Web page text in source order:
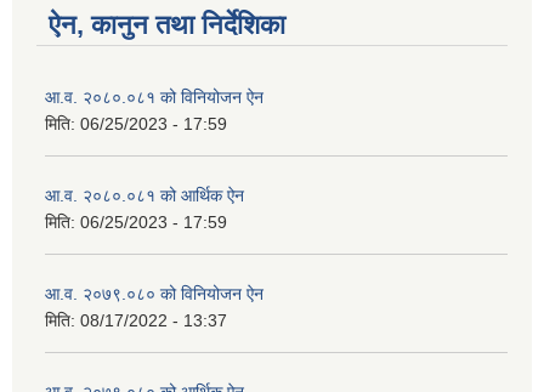
ऐन, कानुन तथा निर्देशिका
आ.व. २०८०.०८१ को विनियोजन ऐन
मिति: 06/25/2023 - 17:59
आ.व. २०८०.०८१ को आर्थिक ऐन
मिति: 06/25/2023 - 17:59
आ.व. २०७९.०८० को विनियोजन ऐन
मिति: 08/17/2022 - 13:37